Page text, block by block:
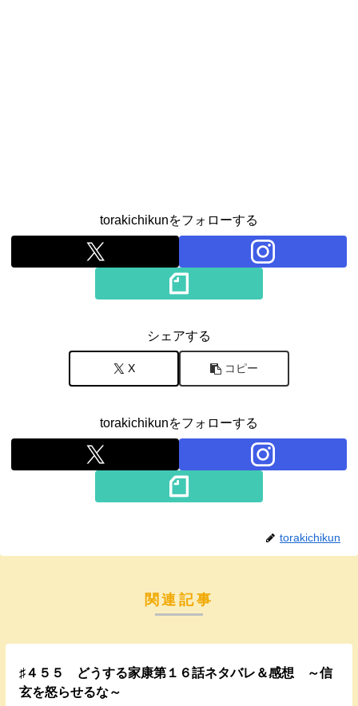
torakichikunをフォローする
シェアする
X コピー
torakichikunをフォローする
torakichikun
関連記事
♯４５５ どうする家康第１６話ネタバレ＆感想 ～信
玄を怒らせるな～